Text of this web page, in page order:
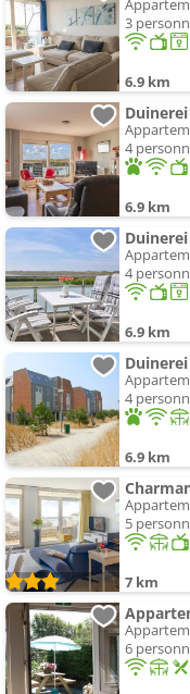
3
6.9 km
4
6.9 km
4
6.9 km
4
6.9 km
5
7 km
6